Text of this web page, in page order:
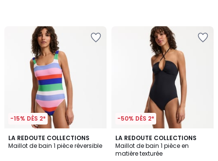
-15% DÈS 2*
LA REDOUTE COLLECTIONS
Maillot de bain 1 pièce réversible
4,1
/ 5
-50% DÈS 2*
LA REDOUTE COLLECTIONS
Maillot de bain 1 pièce en
matière texturée
4,5
/ 5
2
Couleurs